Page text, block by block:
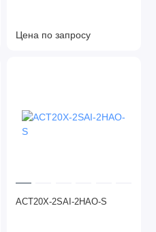
Цена по запросу
ACT20X-2SAI-2HAO-S